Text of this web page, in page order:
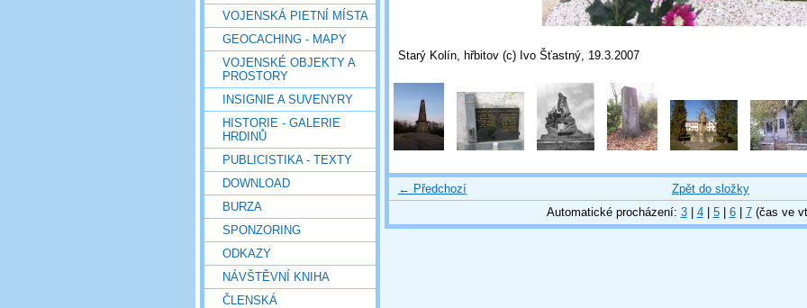
VOJENSKÁ PIETNÍ MÍSTA
GEOCACHING - MAPY
VOJENSKÉ OBJEKTY A
PROSTORY
INSIGNIE A SUVENYRY
HISTORIE - GALERIE
HRDINŮ
PUBLICISTIKA - TEXTY
DOWNLOAD
BURZA
SPONZORING
ODKAZY
NÁVŠTĚVNÍ KNIHA
ČLENSKÁ
Starý Kolín, hřbitov (c) Ivo Šťastný, 19.3.2007
← Předchozí
Zpět do složky
Automatické procházení: 3| 4| 5| 6| 7(čas ve